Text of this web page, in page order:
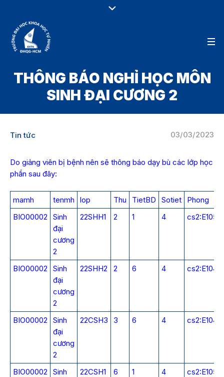
THÔNG BÁO NGHỈ HỌC MÔN
SINH ĐẠI CƯƠNG 2
03/03/2023
Tin tức
Do giảng viên bị bệnh nên sẽ thông báo dạy bù các lớp học
phần sau đây:
mamh tenmh lop Thu TietBD Sotiet Phong
BIO00002
Sinh
đại
cương
2
22SHH1 2 1 4 cs2:E105
BIO00002
Sinh
đại
cương
2
22SHH2 2 6 4 cs2:E104
BIO00002
Sinh
đại
cương
2
22CSH3 3 6 4 cs2:E104
BIO00002
Sinh
22CSH1 6 1 4 cs2:E105